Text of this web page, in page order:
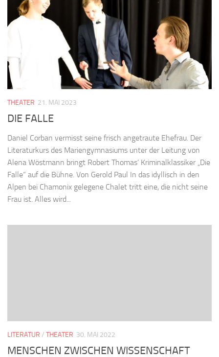
THEATER 21. MAI 2023
DIE FALLE
Daniel Corban vermisst seine frisch angetraute Ehefrau. Der
Literaturkurs des Mariengymnasiums unter der Leitung von
Alena Wöstmann bringt Robert Thomas’ Kriminalklassiker „Die
Falle“ auf die Bühne. Von Gerold Paul In das idyllisch in den
Alpen bei Chamonix gelegene Chalet tritt eine, die nicht seine
Frau ist. Alles wird...
LITERATUR / THEATER 30. MAI 2022
MENSCHEN ZWISCHEN WISSENSCHAFT